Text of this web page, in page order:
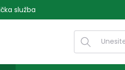
na glavnu navigaciju
služba